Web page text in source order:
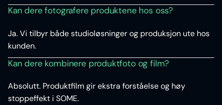
Kan dere fotografere produktene hos oss?
Ja. Vi tilbyr både studioløsninger og produksjon ute hos
kunden.
Kan dere kombinere produktfoto og film?
Absolutt. Produktfilm gir ekstra forståelse og høy
stoppeffekt i SOME.